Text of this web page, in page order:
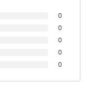
0
0
0
0
0